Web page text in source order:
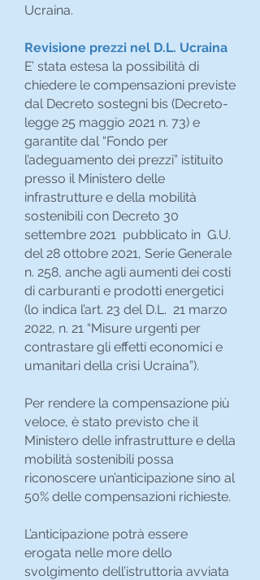
Ucraina.
Revisione prezzi nel D.L. Ucraina
E’ stata estesa la possibilità di
chiedere le compensazioni previste
dal Decreto sostegni bis (Decreto-
legge 25 maggio 2021 n. 73) e
garantite dal “Fondo per
l’adeguamento dei prezzi” istituito
presso il Ministero delle
infrastrutture e della mobilità
sostenibili con Decreto 30
settembre 2021 pubblicato in G.U.
del 28 ottobre 2021, Serie Generale
n. 258, anche agli aumenti dei costi
di carburanti e prodotti energetici
(lo indica l’art. 23 del D.L. 21 marzo
2022, n. 21 “Misure urgenti per
contrastare gli effetti economici e
umanitari della crisi Ucraina”).
Per rendere la compensazione più
veloce, è stato previsto che il
Ministero delle infrastrutture e della
mobilità sostenibili possa
riconoscere un’anticipazione sino al
50% delle compensazioni richieste.
L’anticipazione potrà essere
erogata nelle more dello
svolgimento dell’istruttoria avviata